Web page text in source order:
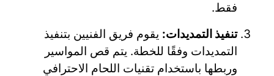
فقط.
تنفيذ التمديدات: يقوم فريق الفنيين بتنفيذ
التمديدات وفقًا للخطة. يتم قص المواسير
وربطها باستخدام تقنيات اللحام الاحترافي